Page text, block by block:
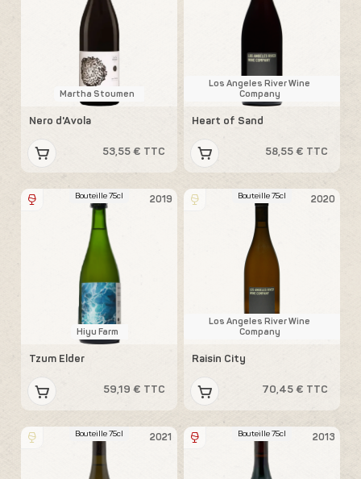
Martha Stoumen
Nero d'Avola
53,55 € TTC
Los Angeles River Wine
Company
Heart of Sand
58,55 € TTC
2019
Bouteille 75cl
Hiyu Farm
Tzum Elder
59,19 € TTC
2020
Bouteille 75cl
Los Angeles River Wine
Company
Raisin City
70,45 € TTC
2021
Bouteille 75cl 2013
Bouteille 75cl